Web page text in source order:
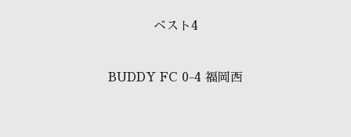
ベスト4
BUDDY FC 0-4 福岡西